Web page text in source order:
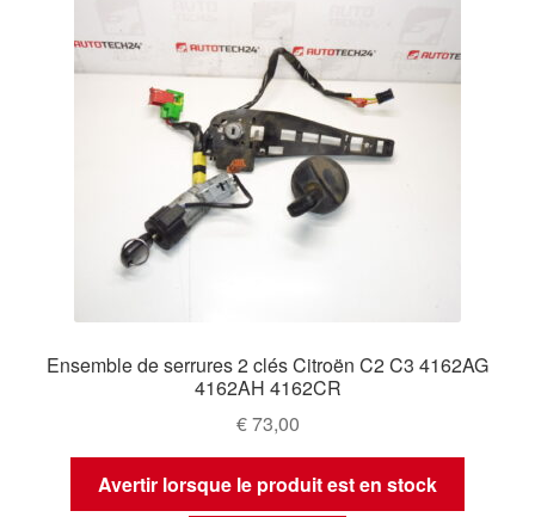
Ensemble de serrures 2 clés Citroën C2 C3 4162AG
4162AH 4162CR
€73,00
Avertir lorsque le produit est en stock